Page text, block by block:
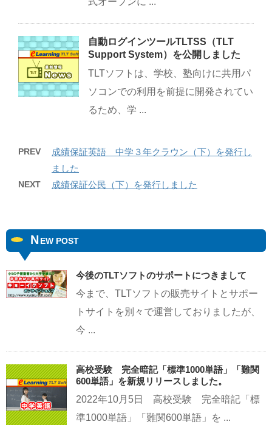
自動ログインツールTLTSS（TLT
Support System）を公開しました
TLTソフトは、学校、塾向けに共用パ
ソコンでの利用を前提に開発されてい
るため、学 ...
PREV
成績保証英語 中学３年クラウン（下）を発行し
ました
NEXT 成績保証公民（下）を発行しました
N EW POST
今後のTLTソフトのサポートにつきまして
今まで、TLTソフトの販売サイトとサポー
トサイトを別々で運営しておりましたが、
今 ...
高校受験 完全暗記「標準1000単語」「難関
600単語」を新規リリースしました。
2022年10月5日 高校受験 完全暗記「標
準1000単語」「難関600単語」を ...